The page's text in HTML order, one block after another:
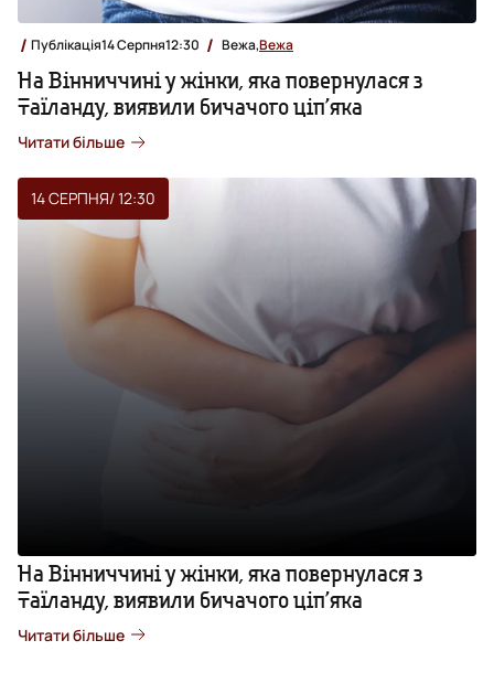
Публікація14 Серпня12:30 Вежа,Вежа
На Вінниччині у жінки, яка повернулася з
Таїланду, виявили бичачого ціп’яка
Читати більше
14 СЕРПНЯ/ 12:30
На Вінниччині у жінки, яка повернулася з
Таїланду, виявили бичачого ціп’яка
Читати більше